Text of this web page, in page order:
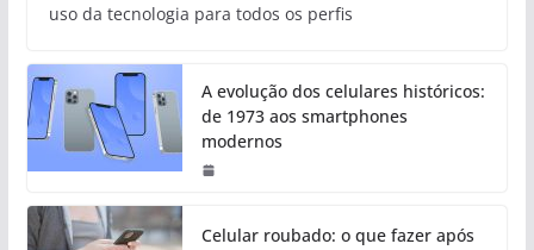
uso da tecnologia para todos os perfis
A evolução dos celulares históricos:
de 1973 aos smartphones
modernos
Celular roubado: o que fazer após